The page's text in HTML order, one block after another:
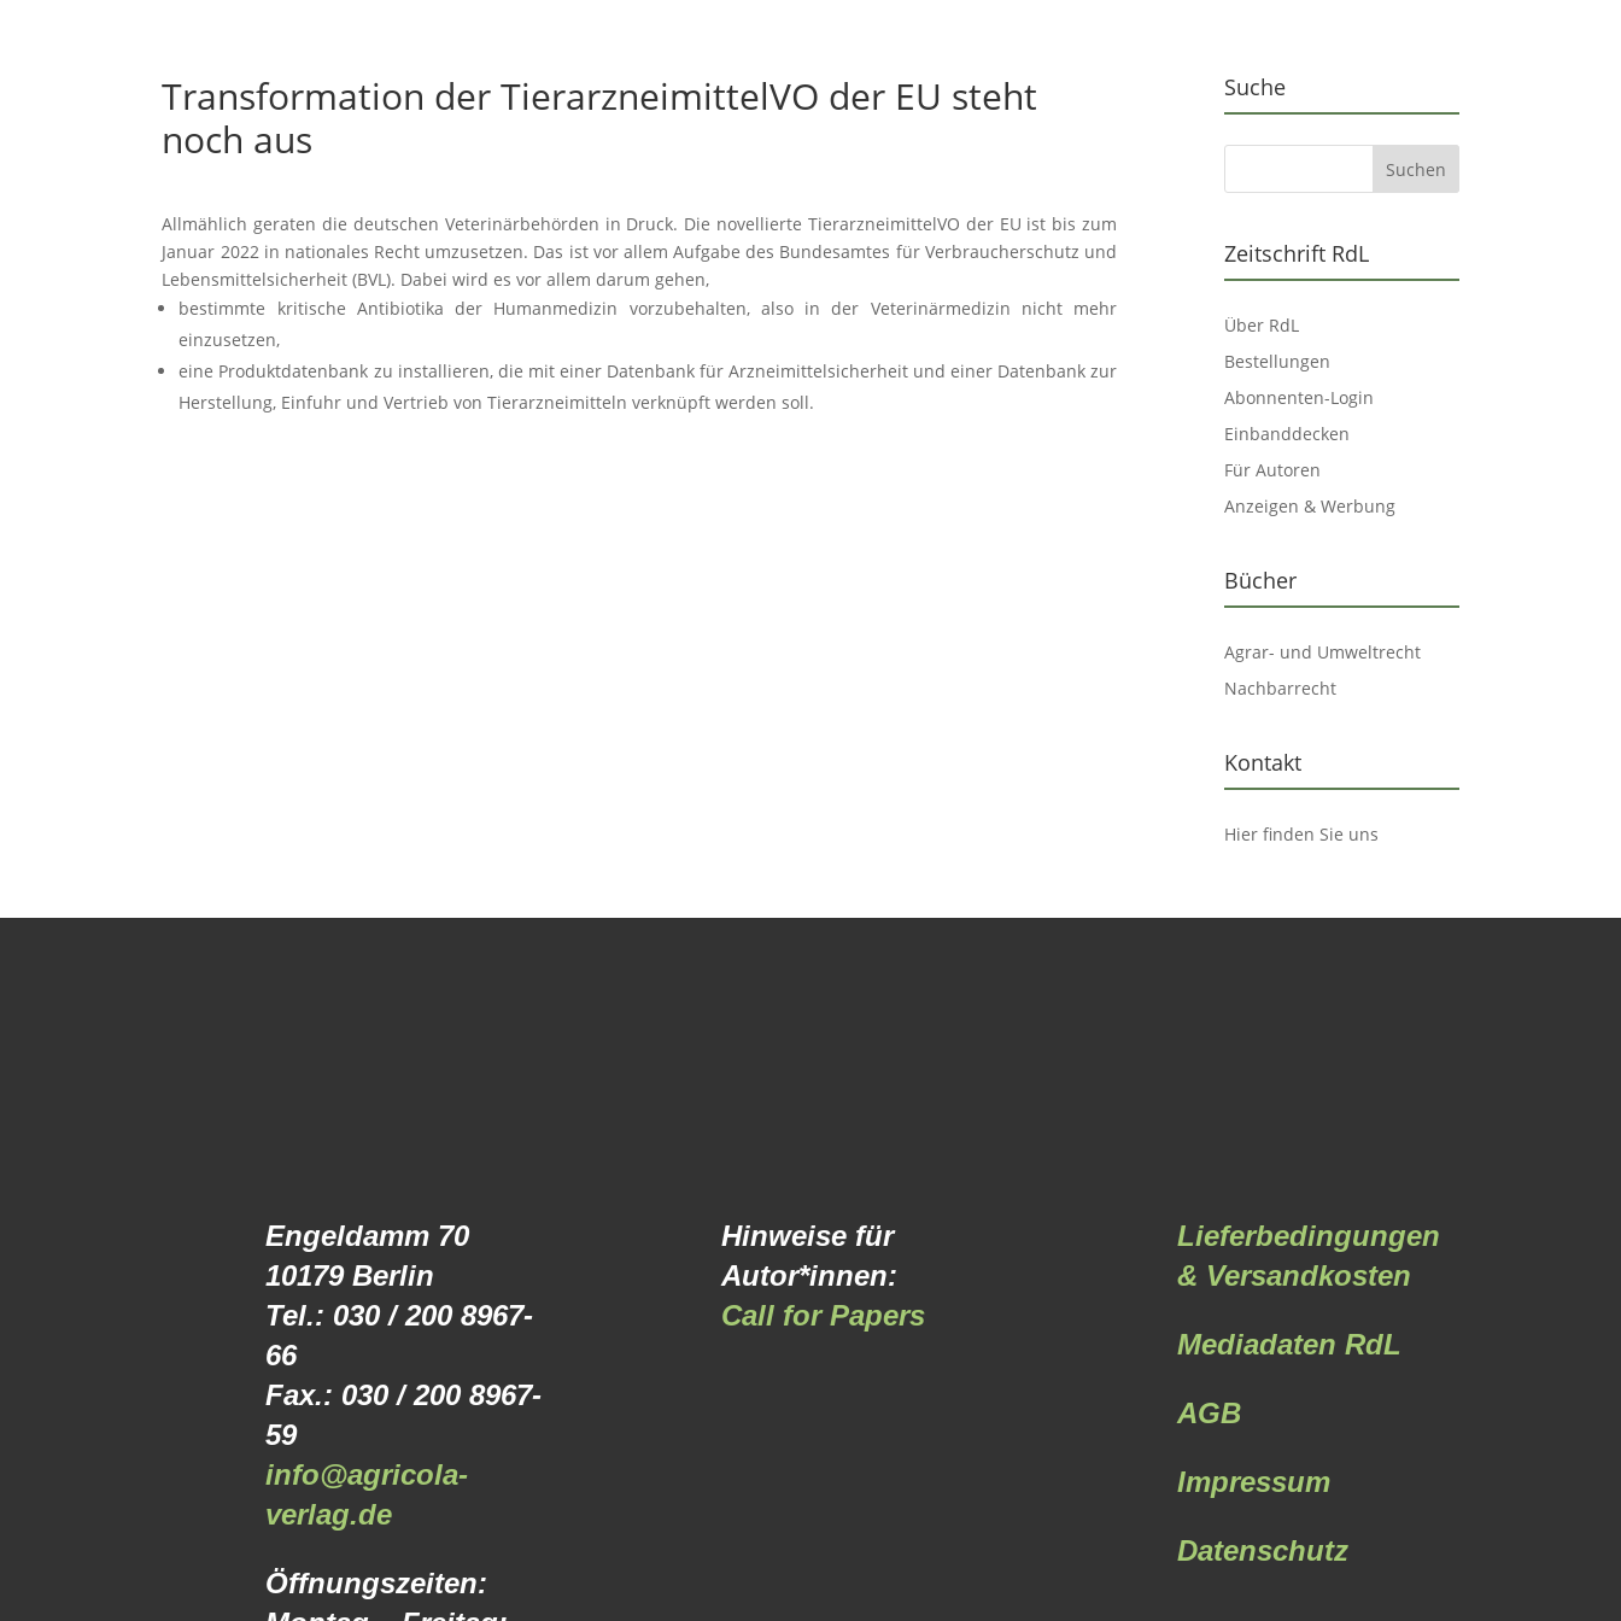
Transformation der TierarzneimittelVO der EU steht
noch aus
Allmählich geraten die deutschen Veterinärbehörden in Druck. Die novellierte TierarzneimittelVO der EU ist bis zum
Januar 2022 in nationales Recht umzusetzen. Das ist vor allem Aufgabe des Bundesamtes für Verbraucherschutz und
Lebensmittelsicherheit (BVL). Dabei wird es vor allem darum gehen,
bestimmte kritische Antibiotika der Humanmedizin vorzubehalten, also in der Veterinärmedizin nicht mehr
einzusetzen,
eine Produktdatenbank zu installieren, die mit einer Datenbank für Arzneimittelsicherheit und einer Datenbank zur
Herstellung, Einfuhr und Vertrieb von Tierarzneimitteln verknüpft werden soll.
Suche
Zeitschrift RdL
Über RdL
Bestellungen
Abonnenten-Login
Einbanddecken
Für Autoren
Anzeigen & Werbung
Bücher
Agrar- und Umweltrecht
Nachbarrecht
Kontakt
Hier finden Sie uns
Engeldamm 70
10179 Berlin
Tel.: 030 / 200 8967-
66
Fax.: 030 / 200 8967-
59
info@agricola-
verlag.de
Öffnungszeiten:
Hinweise für
Autor*innen:
Call for Papers
Lieferbedingungen
& Versandkosten
Mediadaten RdL
AGB
Impressum
Datenschutz